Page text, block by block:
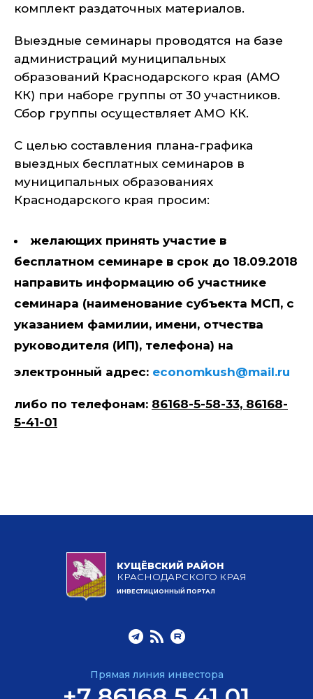
комплект раздаточных материалов.
Выездные семинары проводятся на базе
администраций муниципальных
образований Краснодарского края (AMO
КК) при наборе группы от 30 участников.
Сбор группы осуществляет АМО КК.
С целью составления плана-графика
выездных бесплатных семинаров в
муниципальных образованиях
Краснодарского края просим:
желающих принять участие в
бесплатном семинаре в срок до 18.09.2018
направить информацию об участнике
семинара (наименование субъекта МСП, с
указанием фамилии, имени, отчества
руководителя (ИП), телефона) на
электронный адрес: economkush@mail.ru
либо по телефонам: 86168-5-58-33, 86168-
5-41-01
КУЩЁВСКИЙ РАЙОН
КРАСНОДАРСКОГО КРАЯ
ИНВЕСТИЦИОННЫЙ ПОРТАЛ
Прямая линия инвестора